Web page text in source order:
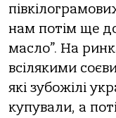
нам потім ще
масло”. На
всілякими
які зубожілі
купували, а